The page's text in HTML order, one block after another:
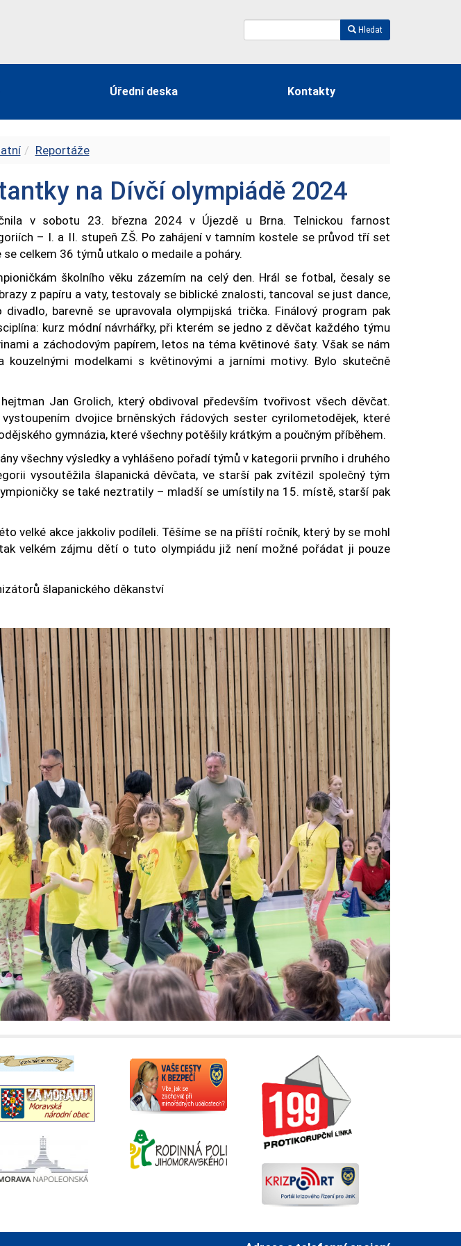
Hledat
Úřední deska Kontakty
Reportáže
na Dívčí olympiádě 2024
v sobotu 23. března 2024 v Újezdě u Brna. Telnickou farnost
– I. a II. stupeň ZŠ. Po zahájení v tamním kostele se průvod tří set
celkem 36 týmů utkalo o medaile a poháry.
školního věku zázemím na celý den. Hrál se fotbal, česaly se
z papíru a vaty, testovaly se biblické znalosti, tancoval se just dance,
barevně se upravovala olympijská trička. Finálový program pak
kurz módní návrhářky, při kterém se jedno z děvčat každého týmu
a záchodovým papírem, letos na téma květinové šaty. Však se nám
kouzelnými modelkami s květinovými a jarními motivy. Bylo skutečně
Jan Grolich, který obdivoval především tvořivost všech děvčat.
dvojice brněnských řádových sester cyrilometodějek, které
gymnázia, které všechny potěšily krátkým a poučným příběhem.
všechny výsledky a vyhlášeno pořadí týmů v kategorii prvního i druhého
vysoutěžila šlapanická děvčata, ve starší pak zvítězil společný tým
se také neztratily – mladší se umístily na 15. místě, starší pak
velké akce jakkoliv podíleli. Těšíme se na příští ročník, který by se mohl
velkém zájmu dětí o tuto olympiádu již není možné pořádat ji pouze
šlapanického děkanství